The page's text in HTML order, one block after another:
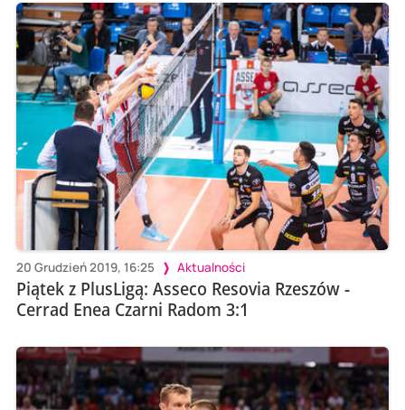
20 Grudzień 2019, 16:25 Aktualności
Piątek z PlusLigą: Asseco Resovia Rzeszów -
Cerrad Enea Czarni Radom 3:1